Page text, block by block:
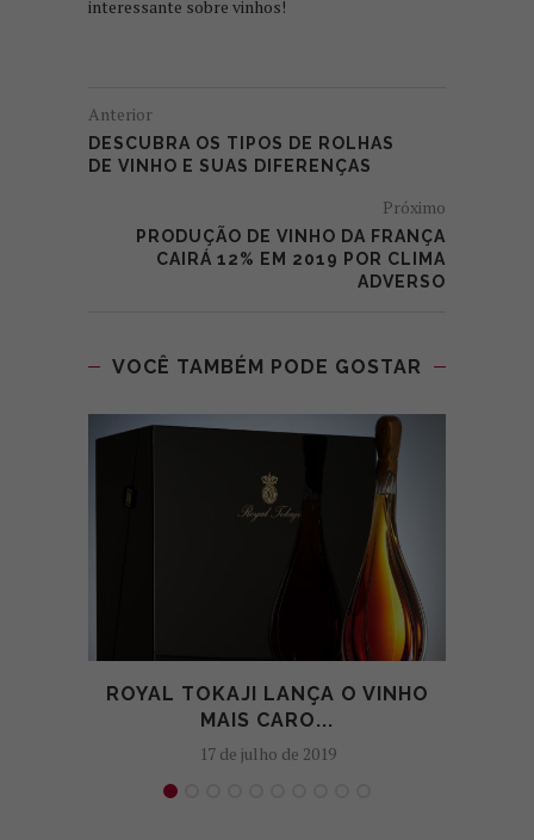
interessante sobre vinhos!
Anterior
DESCUBRA OS TIPOS DE ROLHAS
DE VINHO E SUAS DIFERENÇAS
Próximo
PRODUÇÃO DE VINHO DA FRANÇA
CAIRÁ 12% EM 2019 POR CLIMA
ADVERSO
VOCÊ TAMBÉM PODE GOSTAR
ROYAL TOKAJI LANÇA O VINHO
MAIS CARO...
17 de julho de 2019